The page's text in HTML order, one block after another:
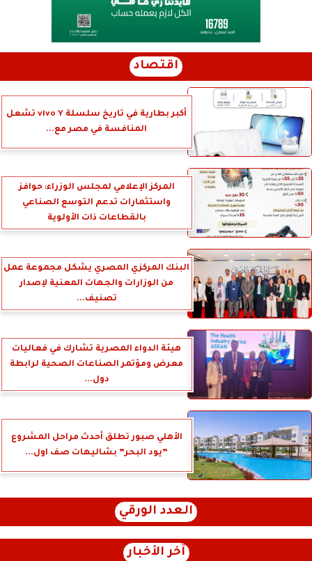
اقتصاد
أكبر بطارية في تاريخ سلسلة vivo Y تشعل
المنافسة في مصر مع...
المركز الإعلامي لمجلس الوزراء: حوافز
واستثمارات تدعم التوسع الصناعي
بالقطاعات ذات الأولوية
البنك المركزي المصري يشكل مجموعة عمل
من الوزارات والجهات المعنية لإصدار
تصنيف...
هيئة الدواء المصرية تشارك في فعاليات
معرض ومؤتمر الصناعات الصحية لرابطة
دول...
الأهلي صبور تطلق أحدث مراحل المشروع
”يود البحر” بشاليهات صف اول...
العدد الورقي
آخر الأخبار